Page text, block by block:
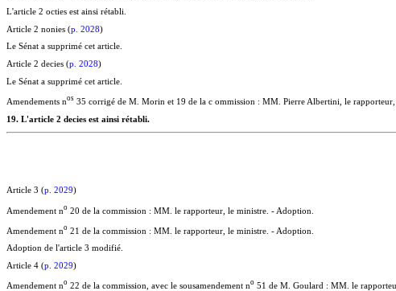
L'article 2 octies est ainsi rétabli.
Article 2 nonies (p. 2028)
Le Sénat a supprimé cet article.
Article 2 decies (p. 2028)
Le Sénat a supprimé cet article.
Amendements nos 35 corrigé de M. Morin et 19 de la c ommission : MM. Pierre Albertini, le
19. L'article 2 decies est ainsi rétabli.
Article 3 (p. 2029)
Amendement no 20 de la commission : MM. le rapporteur, le ministre. - Adoption.
Amendement no 21 de la commission : MM. le rapporteur, le ministre. - Adoption.
Adoption de l'article 3 modifié.
Article 4 (p. 2029)
Amendement no 22 de la commission, avec le sousamendement no 51 de M. Goulard : MM. le